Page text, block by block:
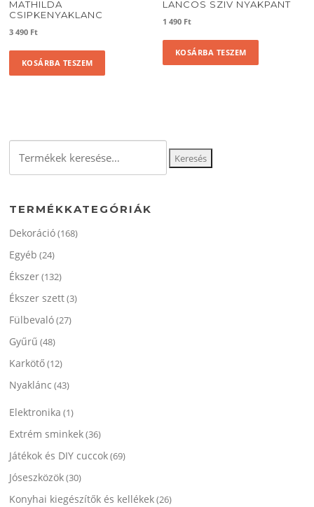
MATHILDA
CSIPKENYAKLANC
3 490 Ft
KOSÁRBA TESZEM
LANCOS SZIV NYAKPANT
1 490 Ft
KOSÁRBA TESZEM
következőre:
Keresés
TERMÉKKATEGÓRIÁK
Dekoráció(168)
Egyéb (24)
Ékszer(132)
Ékszer szett(3)
Fülbevaló(27)
Gyűrű (48)
Karkötő(12)
Nyaklánc (43)
Elektronika (1)
Extrém sminkek(36)
Játékok és DIY cuccok(69)
Jóseszközök(30)
Konyhai kiegészítők és kellékek(26)